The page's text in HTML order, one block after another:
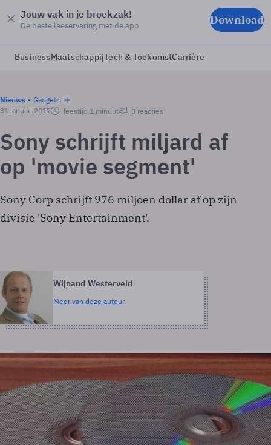
Jouw vak in je broekzak!
De beste leeservaring met de app Download
BusinessMaatschappijTech & ToekomstCarrière
Nieuws
Gadgets
31 januari 2017
leestijd 1 minuut 0 reacties
Sony schrijft miljard af
op 'movie segment'
Sony Corp schrijft 976 miljoen dollar af op zijn
divisie 'Sony Entertainment'.
Wijnand Westerveld
Meer van deze auteur